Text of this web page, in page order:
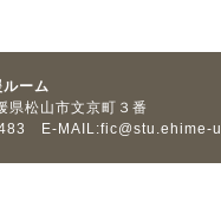
ーム
松山市文京町３番
E-MAIL:fic@stu.ehime-